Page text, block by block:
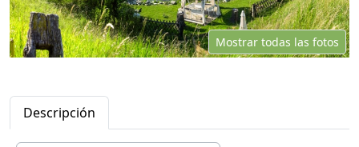
Mostrar todas las fotos
Descripción